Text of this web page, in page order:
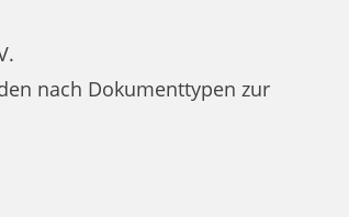
nach Dokumenttypen zur